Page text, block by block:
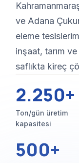
ve Adana
eleme
inşaat, tarım
saflıkta kireç
2.250+
Ton/gün üretim
kapasitesi
500+